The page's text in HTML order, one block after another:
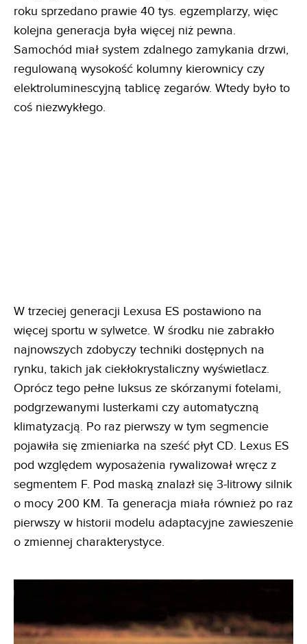
roku sprzedano prawie 40 tys. egzemplarzy, więc
kolejna generacja była więcej niż pewna.
Samochód miał system zdalnego zamykania drzwi,
regulowaną wysokość kolumny kierownicy czy
elektroluminescyjną tablicę zegarów. Wtedy było to
coś niezwykłego.
W trzeciej generacji Lexusa ES postawiono na
więcej sportu w sylwetce. W środku nie zabrakło
najnowszych zdobyczy techniki dostępnych na
rynku, takich jak ciekłokrystaliczny wyświetlacz.
Oprócz tego pełne luksus ze skórzanymi fotelami,
podgrzewanymi lusterkami czy automatyczną
klimatyzacją. Po raz pierwszy w tym segmencie
pojawiła się zmieniarka na sześć płyt CD. Lexus ES
pod względem wyposażenia rywalizował wręcz z
segmentem F. Pod maską znalazł się 3-litrowy silnik
o mocy 200 KM. Ta generacja miała również po raz
pierwszy w historii modelu adaptacyjne zawieszenie
o zmiennej charakterystyce.